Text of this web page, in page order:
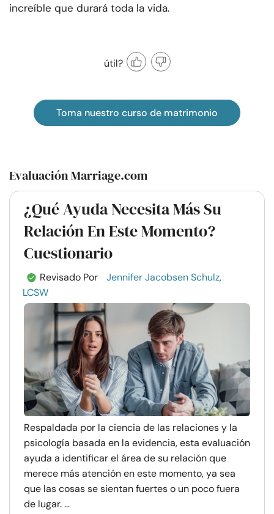
increíble que durará toda la vida.
útil?
Toma nuestro curso de matrimonio
Evaluación Marriage.com
¿Qué Ayuda Necesita Más Su
Relación En Este Momento?
Cuestionario
Revisado Por
Jennifer Jacobsen Schulz,
LCSW
Respaldada por la ciencia de las relaciones y la
psicología basada en la evidencia, esta evaluación
ayuda a identificar el área de su relación que
merece más atención en este momento, ya sea
que las cosas se sientan fuertes o un poco fuera
de lugar. ...